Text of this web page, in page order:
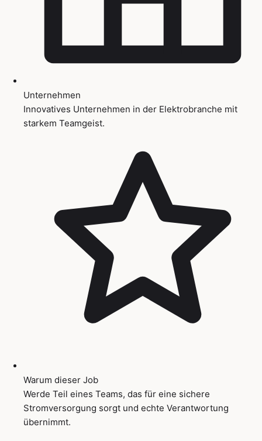
Unternehmen
Innovatives Unternehmen in der Elektrobranche mit
starkem Teamgeist.
Warum dieser Job
Werde Teil eines Teams, das für eine sichere
Stromversorgung sorgt und echte Verantwortung
übernimmt.